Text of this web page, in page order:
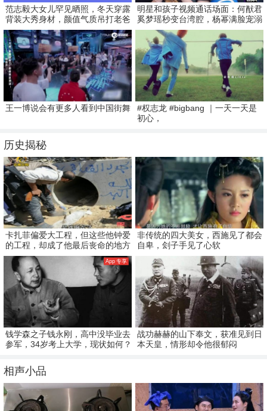
范志毅大女儿罕见晒照，冬天穿露
背装大秀身材，颜值气质吊打老爸
明星和孩子视频通话场面：何猷君
奚梦瑶秒变台湾腔，杨幂满脸宠溺
王一博说会有更多人看到中国街舞
#权志龙 #bigbang ｜一天一天是
初心，
历史揭秘
卡扎菲偏爱大工程，但这些他钟爱
的工程，却成了他最后丧命的地方
非传统的四大美女，西施见了都会
自卑，刽子手见了心软
App 专享
钱学森之子钱永刚，高中没毕业去
参军，34岁考上大学，现状如何？
战功赫赫的山下奉文，获准见到日
本天皇，情形却令他很郁闷
相声小品